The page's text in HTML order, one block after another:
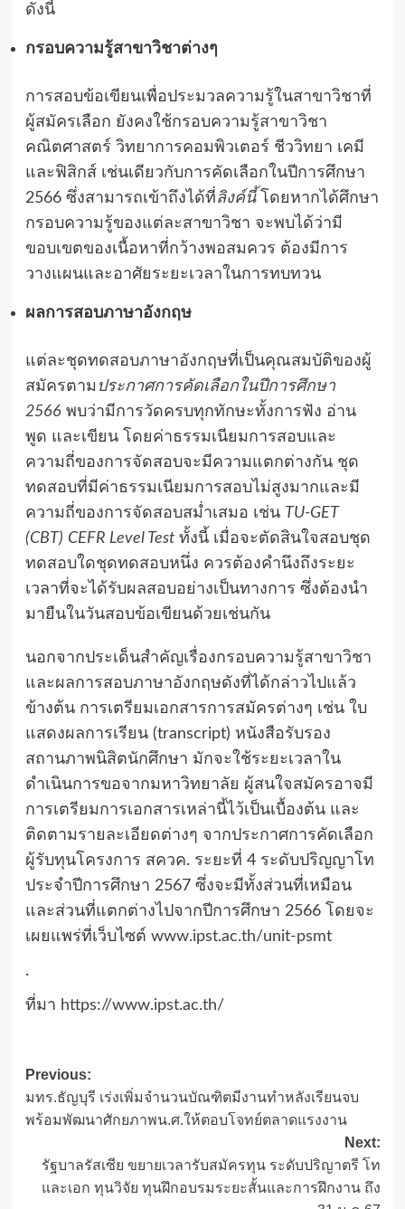
ดังนี้
กรอบความรู้สาขาวิชาต่างๆ
การสอบข้อเขียนเพื่อประมวลความรู้ในสาขาวิชาที่
ผู้สมัครเลือก ยังคงใช้กรอบความรู้สาขาวิชา
คณิตศาสตร์ วิทยาการคอมพิวเตอร์ ชีววิทยา เคมี
และฟิสิกส์ เช่นเดียวกับการคัดเลือกในปีการศึกษา
2566 ซึ่งสามารถเข้าถึงได้ที่ลิงค์นี้โดยหากได้ศึกษา
กรอบความรู้ของแต่ละสาขาวิชา จะพบได้ว่ามี
ขอบเขตของเนื้อหาที่กว้างพอสมควร ต้องมีการ
วางแผนและอาศัยระยะเวลาในการทบทวน
ผลการสอบภาษาอังกฤษ
แต่ละชุดทดสอบภาษาอังกฤษที่เป็นคุณสมบัติของผู้
สมัครตาม ประกาศการคัดเลือกในปีการศึกษา
2566พบว่ามีการวัดครบทุกทักษะทั้งการฟัง อ่าน
พูด และเขียน โดยค่าธรรมเนียมการสอบและ
ความถี่ของการจัดสอบจะมีความแตกต่างกัน ชุด
ทดสอบที่มีค่าธรรมเนียมการสอบไม่สูงมากและมี
ความถี่ของการจัดสอบสม่ำเสมอ เช่น TU-GET
(CBT) CEFR Level Testทั้งนี้ เมื่อจะตัดสินใจสอบชุด
ทดสอบใดชุดทดสอบหนึ่ง ควรต้องคำนึงถึงระยะ
เวลาที่จะได้รับผลสอบอย่างเป็นทางการ ซึ่งต้องนำ
มายืนในวันสอบข้อเขียนด้วยเช่นกัน
นอกจากประเด็นสำคัญเรื่องกรอบความรู้สาขาวิชา
และผลการสอบภาษาอังกฤษดังที่ได้กล่าวไปแล้ว
ข้างต้น การเตรียมเอกสารการสมัครต่างๆ เช่น ใบ
แสดงผลการเรียน (transcript) หนังสือรับรอง
สถานภาพนิสิตนักศึกษา มักจะใช้ระยะเวลาใน
ดำเนินการขอจากมหาวิทยาลัย ผู้สนใจสมัครอาจมี
การเตรียมการเอกสารเหล่านี้ไว้เป็นเบื้องต้น และ
ติดตามรายละเอียดต่างๆ จากประกาศการคัดเลือก
ผู้รับทุนโครงการ สควค. ระยะที่ 4 ระดับปริญญาโท
ประจำปีการศึกษา 2567 ซึ่งจะมีทั้งส่วนที่เหมือน
และส่วนที่แตกต่างไปจากปีการศึกษา 2566 โดยจะ
เผยแพร่ที่เว็บไซต์ www.ipst.ac.th/unit-psmt
.
ที่มา https://www.ipst.ac.th/
Post
navigation
Previous:
มทร.ธัญบุรี เร่งเพิ่มจำนวนบัณฑิตมีงานทำหลังเรียนจบ
พร้อมพัฒนาศักยภาพน.ศ.ให้ตอบโจทย์ตลาดแรงงาน
Next:
รัฐบาลรัสเซีย ขยายเวลารับสมัครทุน ระดับปริญาตรี โท
และเอก ทุนวิจัย ทุนฝึกอบรมระยะสั้นและการฝึกงาน ถึง